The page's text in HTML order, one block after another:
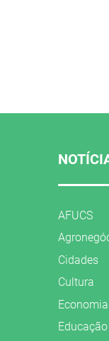
AFUCS
Cidades
Cultura
Economia
Educação